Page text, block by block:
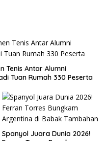
Tenis Antar Alumni
Tuan Rumah 330 Peserta
Spanyol Juara Dunia 2026!